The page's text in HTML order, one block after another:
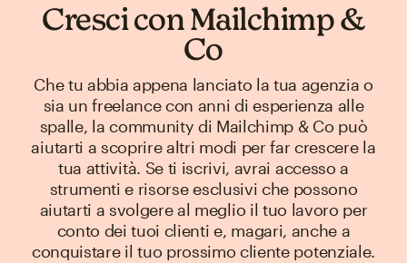
Cresci con Mailchimp &
Co
Che tu abbia appena lanciato la tua agenzia o
sia un freelance con anni di esperienza alle
spalle, la community di Mailchimp & Co può
aiutarti a scoprire altri modi per far crescere la
tua attività. Se ti iscrivi, avrai accesso a
strumenti e risorse esclusivi che possono
aiutarti a svolgere al meglio il tuo lavoro per
conto dei tuoi clienti e, magari, anche a
conquistare il tuo prossimo cliente potenziale.